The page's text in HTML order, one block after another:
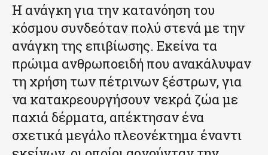
Η ανάγκη για την κατανόηση του
κόσμου συνδεόταν πολύ στενά με την
ανάγκη της επιβίωσης. Εκείνα τα
πρώιμα ανθρωποειδή που ανακάλυψαν
τη χρήση των πέτρινων ξέστρων, για
να κατακρεουργήσουν νεκρά ζώα με
παχιά δέρματα, απέκτησαν ένα
σχετικά μεγάλο πλεονέκτημα έναντι